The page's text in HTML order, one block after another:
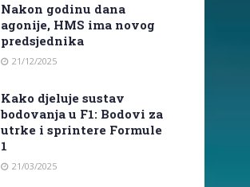
Nakon godinu dana
agonije, HMS ima novog
predsjednika
21/12/2025
Kako djeluje sustav
bodovanja u F1: Bodovi za
utrke i sprintere Formule
1
21/03/2025